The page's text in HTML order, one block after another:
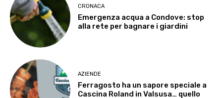
CRONACA
Emergenza acqua a Condove: stop
alla rete per bagnare i giardini
AZIENDE
Ferragosto ha un sapore speciale a
Cascina Roland in Valsusa… quello